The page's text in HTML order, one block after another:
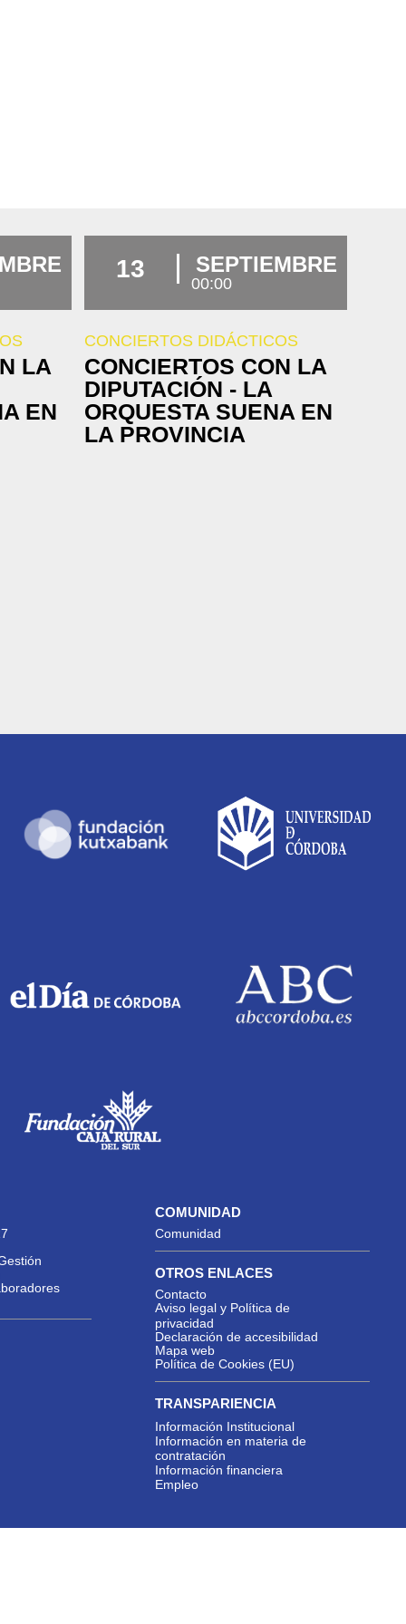
LA
EN
13 SEPTIEMBRE
00:00
CONCIERTOS DIDÁCTICOS
CONCIERTOS CON LA
DIPUTACIÓN - LA
ORQUESTA SUENA EN
LA PROVINCIA
COMUNIDAD
Comunidad
OTROS ENLACES
Contacto
Aviso legal y Política de
privacidad
Declaración de accesibilidad
Mapa web
Política de Cookies (EU)
TRANSPARIENCIA
Información Institucional
Información en materia de
contratación
Información financiera
Empleo